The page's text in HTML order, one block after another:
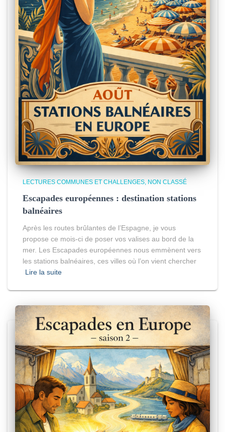
LECTURES COMMUNES ET CHALLENGES NON CLASSÉ
Escapades européennes : destination stations
balnéaires
Après les routes brûlantes de l’Espagne, je vous
propose ce mois-ci de poser vos valises au bord de la
mer. Les Escapades européennes nous emmènent vers
les stations balnéaires, ces villes où l’on vient chercher
Lire la suite